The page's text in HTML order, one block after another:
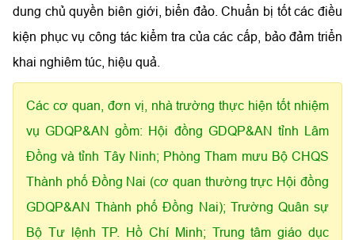
dung chủ quyền biên giới, biển đảo. Chuẩn bị tốt các điều
kiện phục vụ công tác kiểm tra của các cấp, bảo đảm triển
khai nghiêm túc, hiệu quả.
Các cơ quan, đơn vị, nhà trường thực hiện tốt nhiệm
vụ GDQP&AN gồm: Hội đồng GDQP&AN tỉnh Lâm
Đồng và tỉnh Tây Ninh; Phòng Tham mưu Bộ CHQS
Thành phố Đồng Nai (cơ quan thường trực Hội đồng
GDQP&AN Thành phố Đồng Nai); Trường Quân sự
Bộ Tư lệnh TP. Hồ Chí Minh; Trung tâm giáo dục